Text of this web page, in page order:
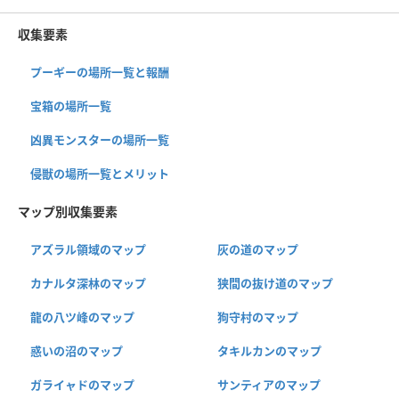
収集要素
プーギーの場所一覧と報酬
宝箱の場所一覧
凶異モンスターの場所一覧
侵獣の場所一覧とメリット
マップ別収集要素
アズラル領域のマップ 灰の道のマップ
カナルタ深林のマップ 狭間の抜け道のマップ
龍の八ツ峰のマップ 狗守村のマップ
惑いの沼のマップ タキルカンのマップ
ガライャドのマップ サンティアのマップ